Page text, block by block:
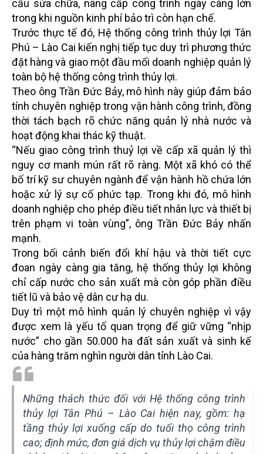
cầu sửa chữa, nâng cấp công trình ngày càng lớn
trong khi nguồn kinh phí bảo trì còn hạn chế.
Trước thực tế đó, Hệ thống công trình thủy lợi Tân
Phú – Lào Cai kiến nghị tiếp tục duy trì phương thức
đặt hàng và giao một đầu mối doanh nghiệp quản lý
toàn bộ hệ thống công trình thủy lợi.
Theo ông Trần Đức Bảy, mô hình này giúp đảm bảo
tính chuyên nghiệp trong vận hành công trình, đồng
thời tách bạch rõ chức năng quản lý nhà nước và
hoạt động khai thác kỹ thuật.
“Nếu giao công trình thuỷ lợi về cấp xã quản lý thì
nguy cơ manh mún rất rõ ràng. Một xã khó có thể
bố trí kỹ sư chuyên ngành để vận hành hồ chứa lớn
hoặc xử lý sự cố phức tạp. Trong khi đó, mô hình
doanh nghiệp cho phép điều tiết nhân lực và thiết bị
trên phạm vi toàn vùng”, ông Trần Đức Bảy nhấn
mạnh.
Trong bối cảnh biến đổi khí hậu và thời tiết cực
đoan ngày càng gia tăng, hệ thống thủy lợi không
chỉ cấp nước cho sản xuất mà còn góp phần điều
tiết lũ và bảo vệ dân cư hạ du.
Duy trì một mô hình quản lý chuyên nghiệp vì vậy
được xem là yếu tố quan trọng để giữ vững “nhịp
nước” cho gần 50.000 ha đất sản xuất và sinh kế
của hàng trăm nghìn người dân tỉnh Lào Cai.
Những thách thức đối với Hệ thống công trình
thủy lợi Tân Phú – Lào Cai hiện nay, gồm: hạ
tầng thủy lợi xuống cấp do tuổi thọ công trình
cao; định mức, đơn giá dịch vụ thủy lợi chậm điều